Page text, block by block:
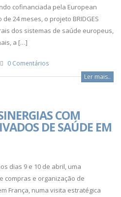
cofinanciada pela European
24 meses, o projeto BRIDGES
dos sistemas de saúde europeus,
a […]
0 Comentários
Ler mais..
COM
DE SAÚDE EM
dias 9 e 10 de abril, uma
compras e organização de
França, numa visita estratégica